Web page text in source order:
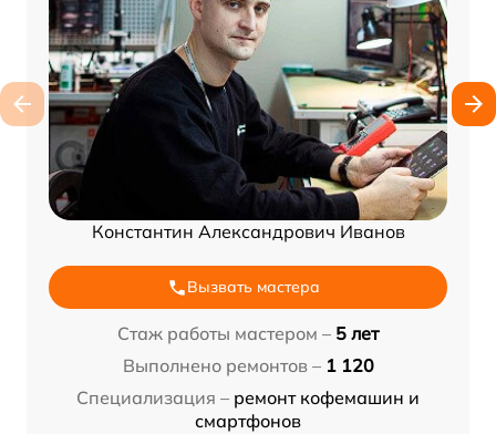
Константин Александрович Иванов
Вызвать мастера
Стаж работы мастером – 5 лет
Выполнено ремонтов – 1 120
Специализация – ремонт кофемашин и
смартфонов